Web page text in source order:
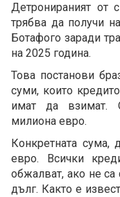
Детронираният от
трябва да получи
Ботафого заради
на 2025 година.
Това постанови
суми, които
имат да взимат.
милиона евро.
Конкретната сума,
евро. Всички
обжалват, ако не са
дълг. Както е